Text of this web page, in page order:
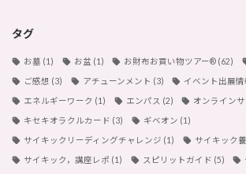
タグ
お墓 (1) お盆 (1) お財布お買い物ツアー®︎ (62)
ご感想 (3) アチューンメント (3) イベント出展情
エネルギーワーク (1) エンパス (2) オンライン
キセキオラクルカード (3) ギベオン (1)
サイキックリーディングチャレンジ (1) サイキック
サイキック，講座レポ (1) スピリットガイド (5)